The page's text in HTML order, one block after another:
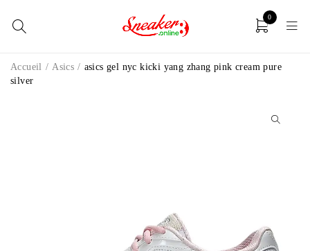
0
Accueil / Asics / asics gel nyc kicki yang zhang pink cream pure
silver